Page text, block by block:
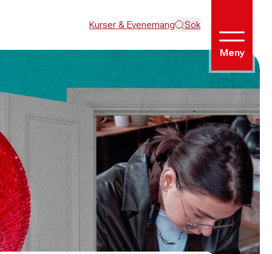
Kurser & Evenemang Sök
Meny